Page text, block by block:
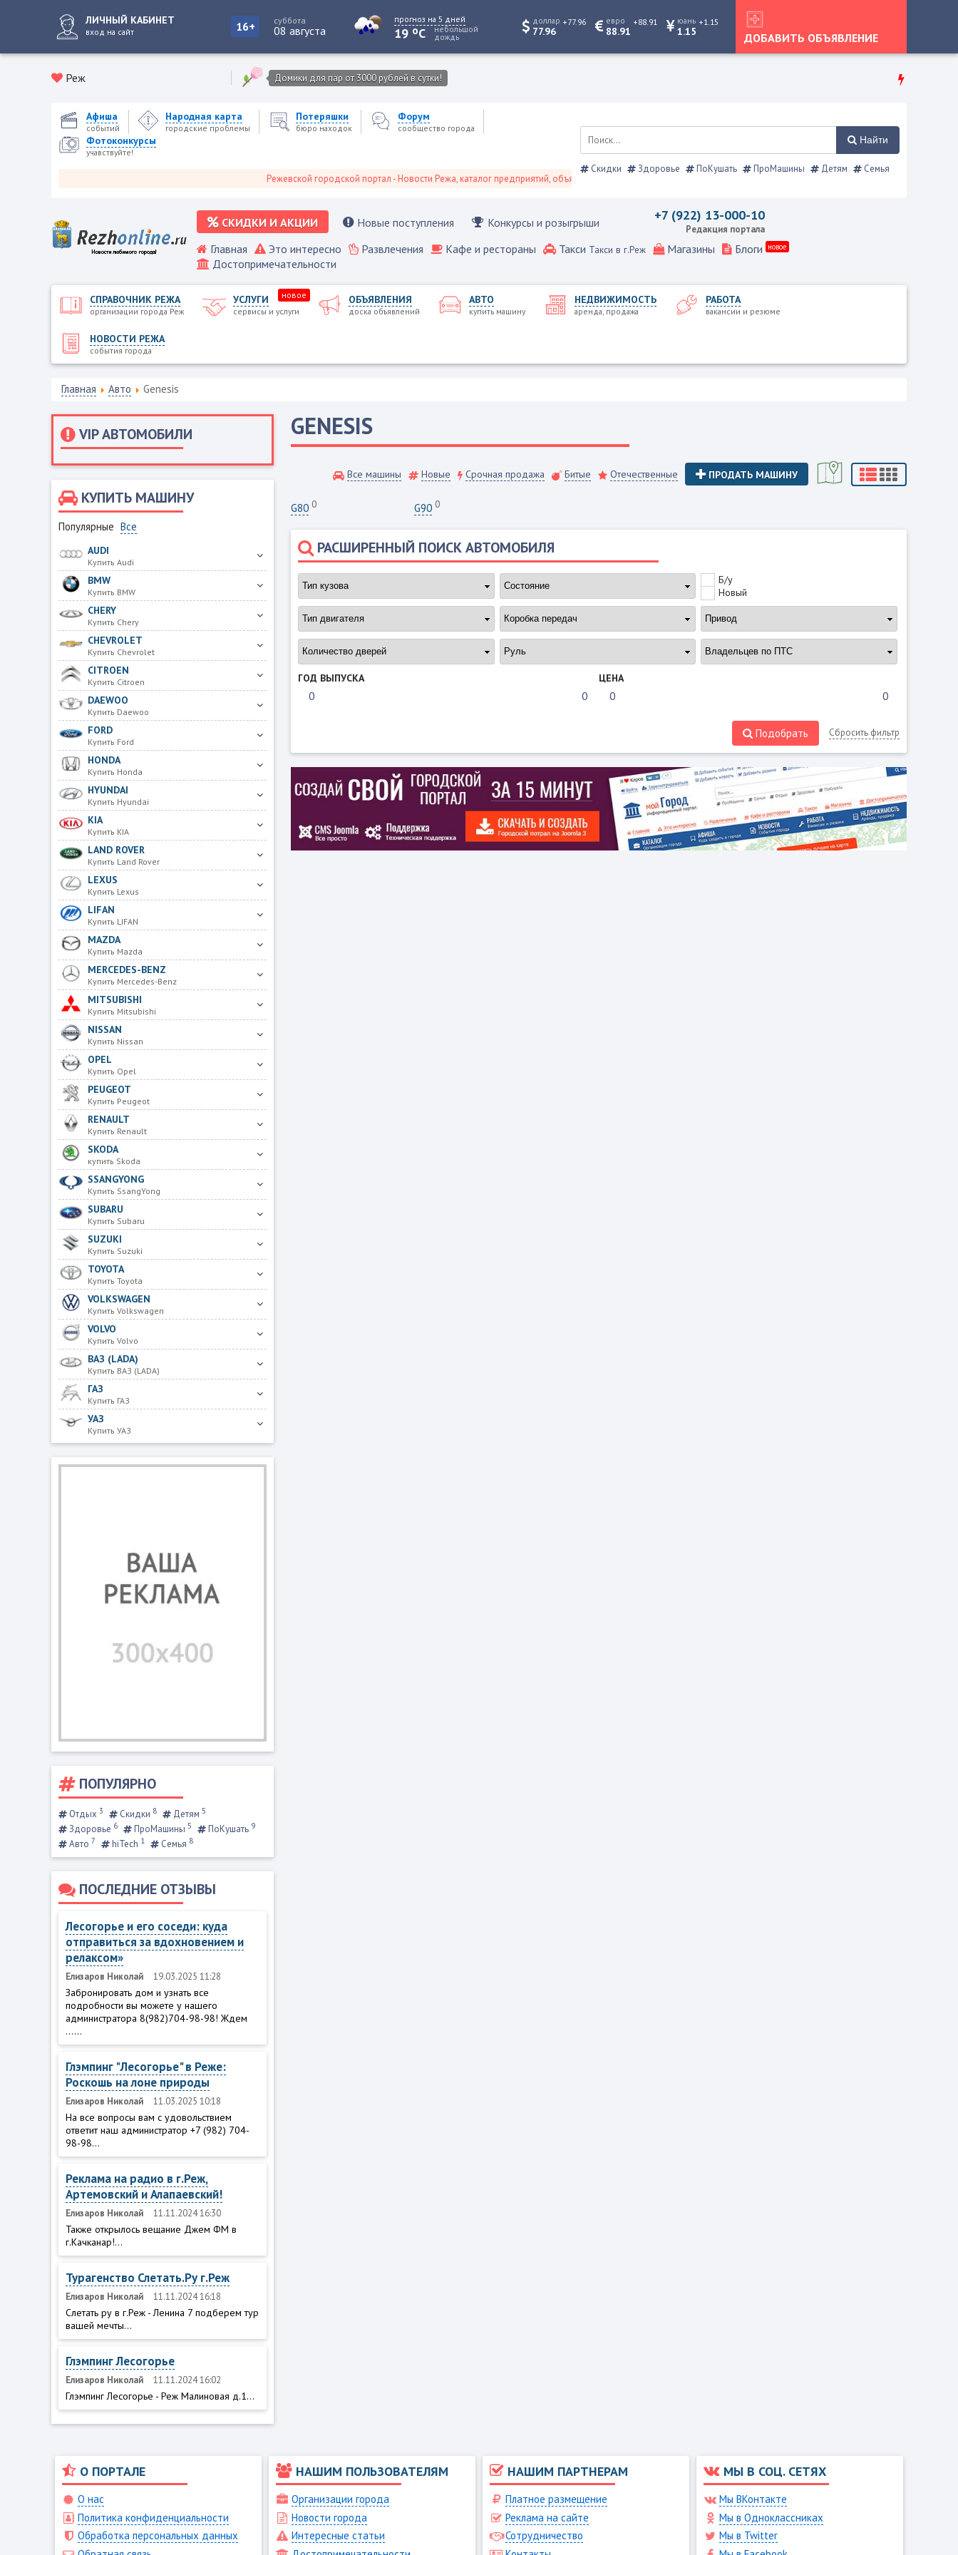
ЛИЧНЫЙ КАБИНЕТ
вход на сайт 16+ суббота
08 августа
прогноз на 5 дней
19 oC небольшой
дождь
доллар
77.96
+77.96 евро
88.91
+88.91 юань
1.15
+1.15
ДОБАВИТЬ ОБЪЯВЛЕНИЕ
Реж Домики для пар от 3000 рублей в сутки!
Афиша
событий
Народная карта
городские проблемы
Потеряшки
бюро находок
Форум
сообщество города
Фотоконкурсы
учавствуйте!
Режевской городской портал - Новости Режа, каталог предприятий, объявления, Режевской справочник
Найти
Скидки Здоровье ПоКушать ПроМашины Детям Семья
СКИДКИ И АКЦИИ Новые поступления Конкурсы и розыгрыши +7 (922) 13-000-10
Редакция портала
Главная Это интересно Развлечения Кафе и рестораны Такси Такси в г.Реж Магазины Блоги новое
Достопримечательности
СПРАВОЧНИК РЕЖА
организации города Реж
УСЛУГИ
сервисы и услуги
новое ОБЪЯВЛЕНИЯ
доска объявлений
АВТО
купить машину
НЕДВИЖИМОСТЬ
аренда, продажа
РАБОТА
вакансии и резюме
НОВОСТИ РЕЖА
события города
Главная Авто Genesis
VIP АВТОМОБИЛИ
КУПИТЬ МАШИНУ
Популярные Все
AUDI
Купить Audi
BMW
Купить BMW
CHERY
Купить Chery
CHEVROLET
Купить Chevrolet
CITROEN
Купить Citroen
DAEWOO
Купить Daewoo
FORD
Купить Ford
HONDA
Купить Honda
HYUNDAI
Купить Hyundai
KIA
Купить KIA
LAND ROVER
Купить Land Rover
LEXUS
Купить Lexus
LIFAN
Купить LIFAN
MAZDA
Купить Mazda
MERCEDES-BENZ
Купить Mercedes-Benz
MITSUBISHI
Купить Mitsubishi
NISSAN
Купить Nissan
OPEL
Купить Opel
PEUGEOT
Купить Peugeot
RENAULT
Купить Renault
SKODA
купить Skoda
SSANGYONG
Купить SsangYong
SUBARU
Купить Subaru
SUZUKI
Купить Suzuki
TOYOTA
Купить Toyota
VOLKSWAGEN
Купить Volkswagen
VOLVO
Купить Volvo
ВАЗ (LADA)
Купить ВАЗ (LADA)
ГАЗ
Купить ГАЗ
УАЗ
Купить УАЗ
ПОПУЛЯРНО
Отдых 3 Скидки 8 Детям 5
Здоровье 6 ПроМашины 5 ПоКушать 9
Авто 7 hiTech 1 Семья 8
ПОСЛЕДНИЕ ОТЗЫВЫ
Лесогорье и его соседи: куда
отправиться за вдохновением и
релаксом»
Елизаров Николай 19.03.2025 11:28
Забронировать дом и узнать все
подробности вы можете у нашего
администратора 8(982)704-98-98! Ждем
......
Глэмпинг "Лесогорье" в Реже:
Роскошь на лоне природы
Елизаров Николай 11.03.2025 10:18
На все вопросы вам с удовольствием
ответит наш администратор +7 (982) 704-
98-98...
Реклама на радио в г.Реж,
Артемовский и Алапаевский!
Елизаров Николай 11.11.2024 16:30
Также открылось вещание Джем ФМ в
г.Качканар!...
Турагенство Слетать.Ру г.Реж
Елизаров Николай 11.11.2024 16:18
Слетать ру в г.Реж - Ленина 7 подберем тур
вашей мечты...
Глэмпинг Лесогорье
Елизаров Николай 11.11.2024 16:02
Глэмпинг Лесогорье - Реж Малиновая д.1...
GENESIS
Все машины Новые Срочная продажа Битые Отечественные ПРОДАТЬ МАШИНУ
G80 0 G90 0
РАСШИРЕННЫЙ ПОИСК АВТОМОБИЛЯ
Б/у
Новый
ГОД ВЫПУСКА ЦЕНА
Подобрать Сбросить фильтр
О ПОРТАЛЕ
О нас
Политика конфиденциальности
Обработка персональных данных
НАШИМ ПОЛЬЗОВАТЕЛЯМ
Организации города
Новости города
Интересные статьи
НАШИМ ПАРТНЕРАМ
Платное размещение
Реклама на сайте
Сотрудничество
МЫ В СОЦ. СЕТЯХ
Мы ВКонтакте
Мы в Одноклассниках
Мы в Twitter